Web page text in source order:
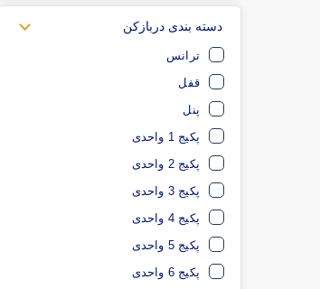
دسته بندی دربازکن
ترانس
قفل
پنل
پکیج 1 واحدی
پکیج 2 واحدی
پکیج 3 واحدی
پکیج 4 واحدی
پکیج 5 واحدی
پکیج 6 واحدی